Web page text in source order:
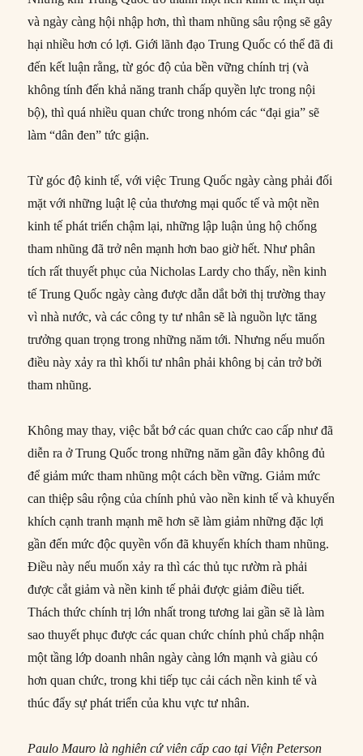
và ngày càng hội nhập hơn, thì tham nhũng sâu rộng sẽ gây
hại nhiều hơn có lợi. Giới lãnh đạo Trung Quốc có thể đã đi
đến kết luận rằng, từ góc độ của bền vững chính trị (và
không tính đến khả năng tranh chấp quyền lực trong nội
bộ), thì quá nhiều quan chức trong nhóm các “đại gia” sẽ
làm “dân đen” tức giận.
Từ góc độ kinh tế, với việc Trung Quốc ngày càng phải đối
mặt với những luật lệ của thương mại quốc tế và một nền
kinh tế phát triển chậm lại, những lập luận ủng hộ chống
tham nhũng đã trở nên mạnh hơn bao giờ hết. Như phân
tích rất thuyết phục của Nicholas Lardy cho thấy, nền kinh
tế Trung Quốc ngày càng được dẫn dắt bởi thị trường thay
vì nhà nước, và các công ty tư nhân sẽ là nguồn lực tăng
trưởng quan trọng trong những năm tới. Nhưng nếu muốn
điều này xảy ra thì khối tư nhân phải không bị cản trở bởi
tham nhũng.
Không may thay, việc bắt bớ các quan chức cao cấp như đã
diễn ra ở Trung Quốc trong những năm gần đây không đủ
để giảm mức tham nhũng một cách bền vững. Giảm mức
can thiệp sâu rộng của chính phủ vào nền kinh tế và khuyến
khích cạnh tranh mạnh mẽ hơn sẽ làm giảm những đặc lợi
gần đến mức độc quyền vốn đã khuyến khích tham nhũng.
Điều này nếu muốn xảy ra thì các thủ tục rườm rà phải
được cắt giảm và nền kinh tế phải được giảm điều tiết.
Thách thức chính trị lớn nhất trong tương lai gần sẽ là làm
sao thuyết phục được các quan chức chính phủ chấp nhận
một tầng lớp doanh nhân ngày càng lớn mạnh và giàu có
hơn quan chức, trong khi tiếp tục cải cách nền kinh tế và
thúc đẩy sự phát triển của khu vực tư nhân.
Paulo Mauro là nghiên cứ viên cấp cao tại Viện Peterson